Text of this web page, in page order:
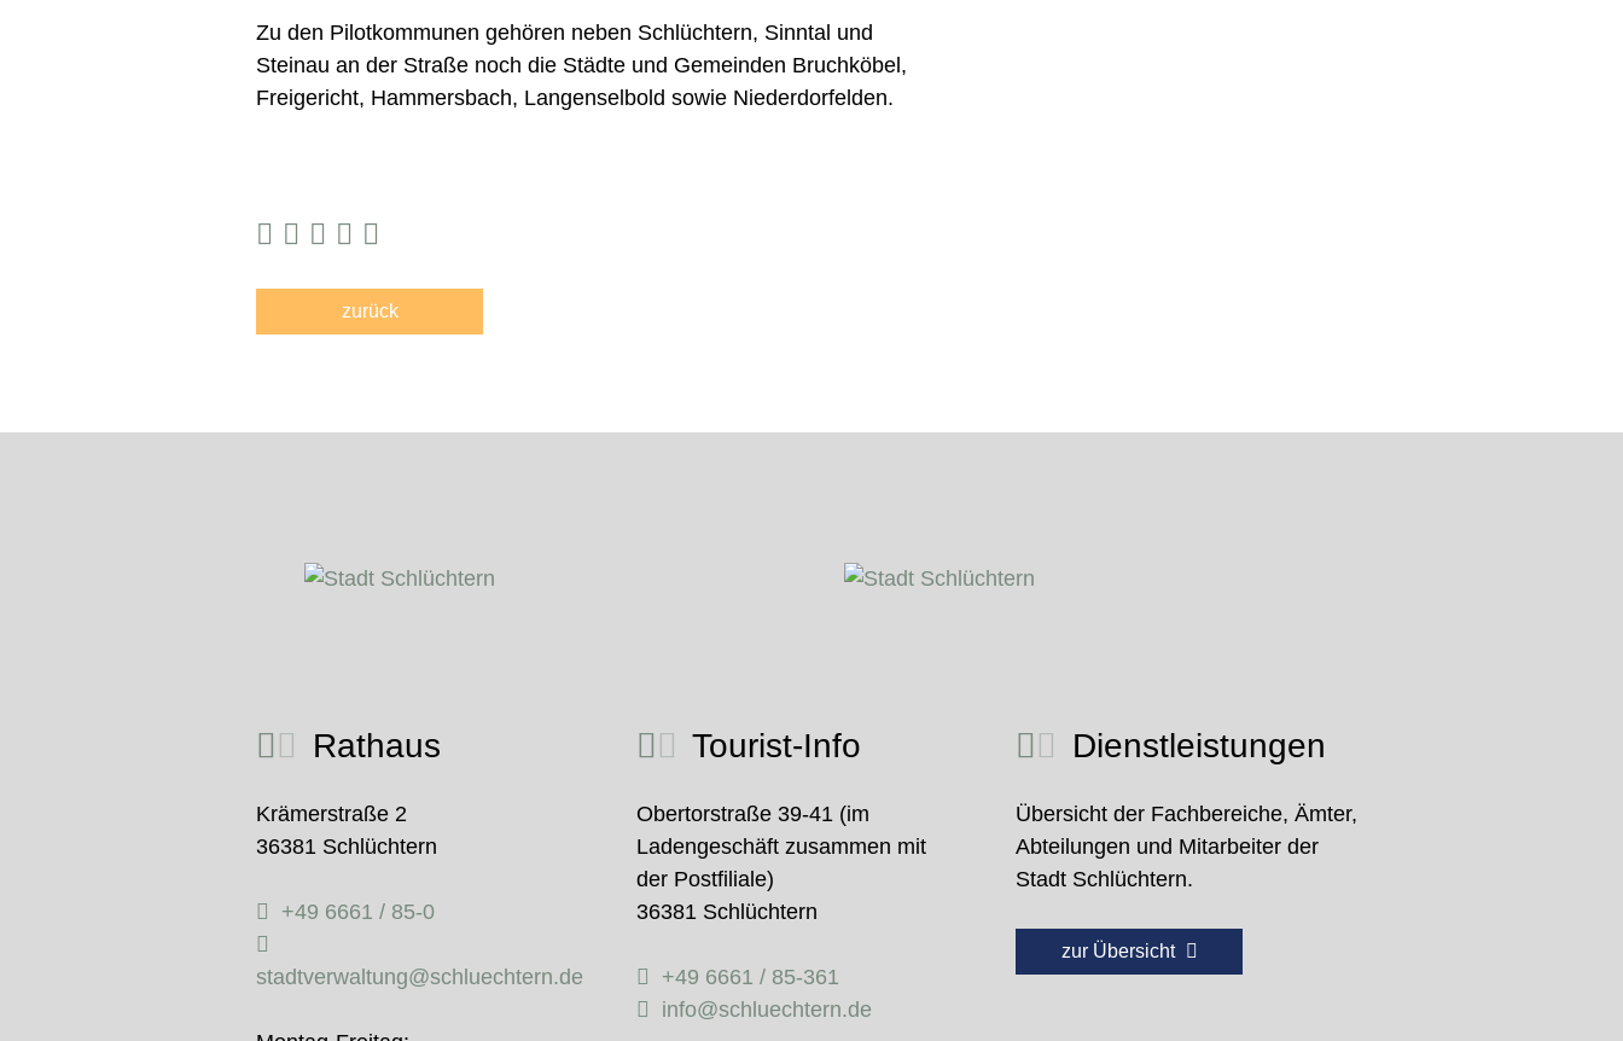
Zu den Pilotkommunen gehören neben Schlüchtern, Sinntal und
Steinau an der Straße noch die Städte und Gemeinden Bruchköbel,
Freigericht, Hammersbach, Langenselbold sowie Niederdorfelden.
zurück
Rathaus
Krämerstraße 2
36381 Schlüchtern
+49 6661 / 85-0
stadtverwaltung@schluechtern.de
Tourist-Info
Obertorstraße 39-41 (im
Ladengeschäft zusammen mit
der Postfiliale)
36381 Schlüchtern
+49 6661 / 85-361
info@schluechtern.de
Dienstleistungen
Übersicht der Fachbereiche, Ämter,
Abteilungen und Mitarbeiter der
Stadt Schlüchtern.
zur Übersicht